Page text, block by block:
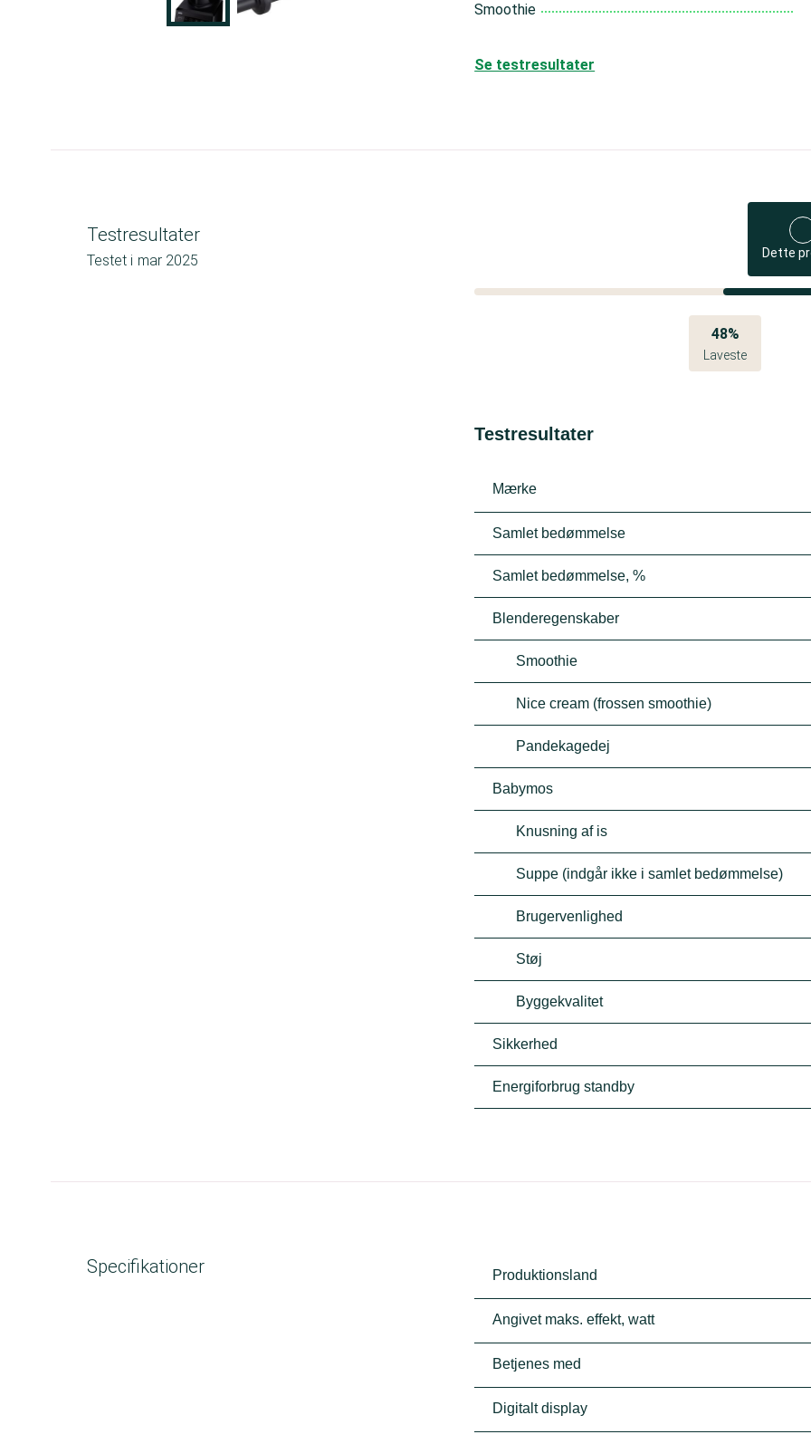
Smoothie
Se testresultater
Testresultater
Testet i mar 2025 Dette
48%
Laveste
Testresultater
Mærke
Samlet bedømmelse
Samlet bedømmelse, %
Blenderegenskaber
Smoothie
Nice cream (frossen smoothie)
Pandekagedej
Babymos
Knusning af is
Suppe (indgår ikke i samlet bedømmelse)
Brugervenlighed
Støj
Byggekvalitet
Sikkerhed
Energiforbrug standby
Specifikationer Produktionsland
Angivet maks. effekt, watt
Betjenes med
Digitalt display